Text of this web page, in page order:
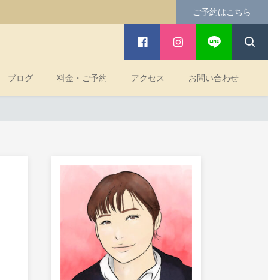
ご予約はこちら
ブログ 料金・ご予約 アクセス お問い合わせ